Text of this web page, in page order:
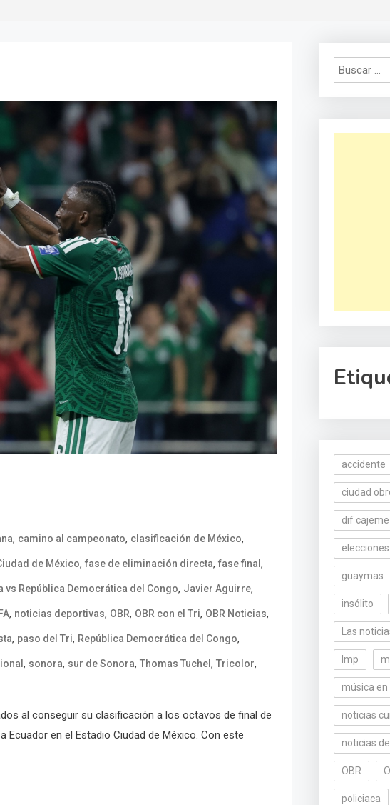
, camino al campeonato, clasificación de México,
de México, fase de eliminación directa, fase final ,
vs República Democrática del Congo, Javier Aguirre,
, noticias deportivas, OBR, OBR con el Tri, OBR Noticias,
, paso del Tri, República Democrática del Congo,
, sonora, sur de Sonora, Thomas Tuchel , Tricolor,
al conseguir su clasificación a los octavos de final de
en el Estadio Ciudad de México. Con este
accidente
ciudad
dif cajeme
guaymas
insólito
Las
lmp
música en
noticias
noticias
OBR
policiaca